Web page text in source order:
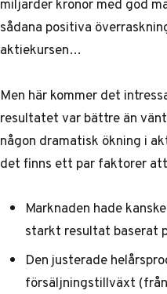
miljarder kronor med god
sådana positiva
aktiekursen…
Men här kommer det
resultatet var bättre än
någon dramatisk ökning i
det finns ett par faktorer
Marknaden hade
starkt resultat baserat
Den justerade
försäljningstillväxt